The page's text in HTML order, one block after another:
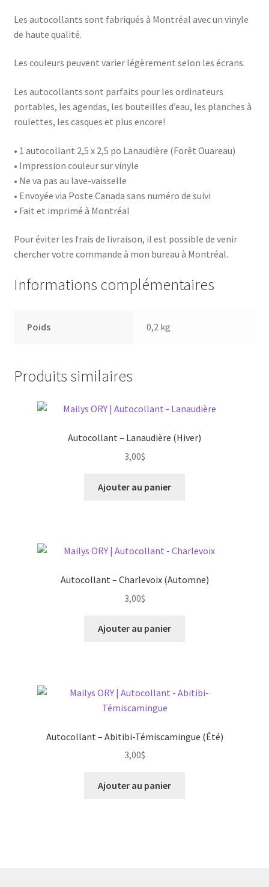
Les autocollants sont fabriqués à Montréal avec un vinyle
de haute qualité.
Les couleurs peuvent varier légèrement selon les écrans.
Les autocollants sont parfaits pour les ordinateurs
portables, les agendas, les bouteilles d’eau, les planches à
roulettes, les casques et plus encore!
• 1 autocollant 2,5 x 2,5 po Lanaudière (Forêt Ouareau)
• Impression couleur sur vinyle
• Ne va pas au lave-vaisselle
• Envoyée via Poste Canada sans numéro de suivi
• Fait et imprimé à Montréal
Pour éviter les frais de livraison, il est possible de venir
chercher votre commande à mon bureau à Montréal.
Informations complémentaires
Poids 0,2 kg
Produits similaires
Autocollant – Lanaudière (Hiver)
3,00$
Ajouter au panier
Autocollant – Charlevoix (Automne)
3,00$
Ajouter au panier
Autocollant – Abitibi-Témiscamingue (Été)
3,00$
Ajouter au panier